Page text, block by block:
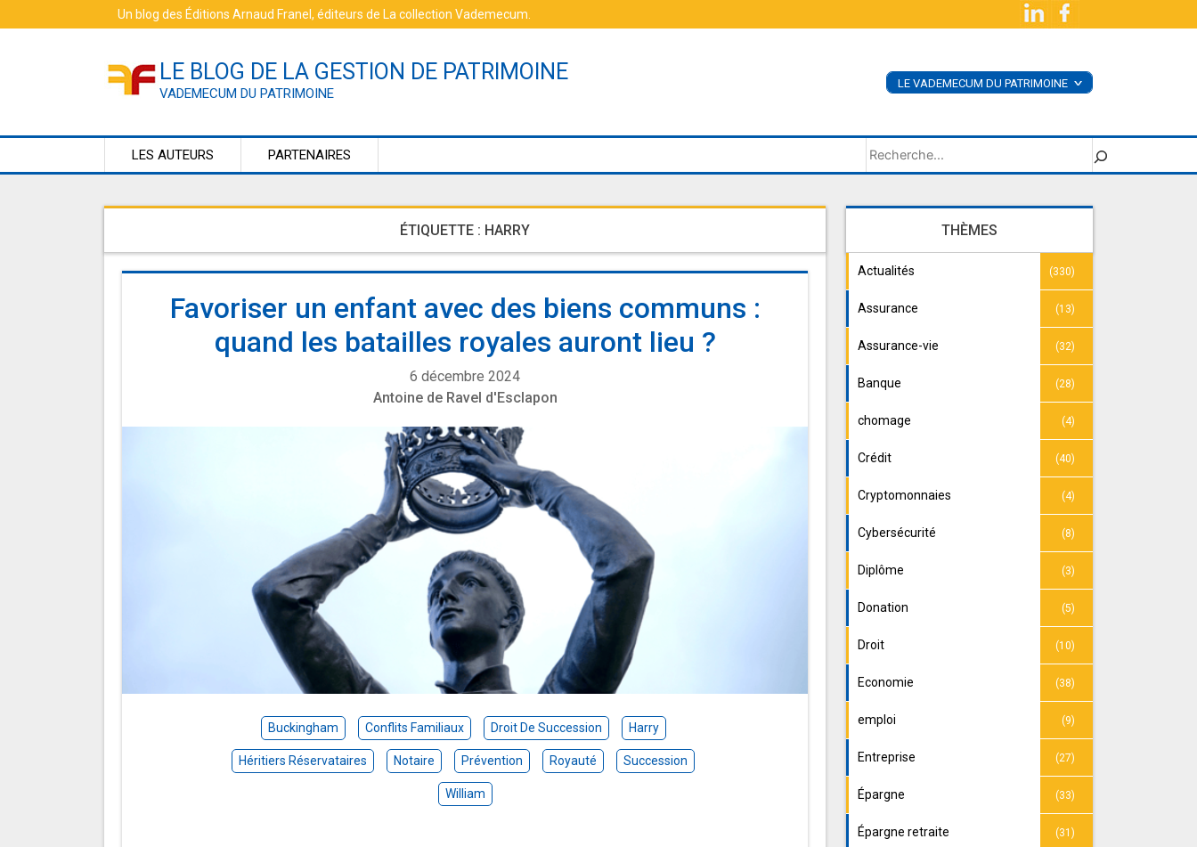
to
Un blog des Éditions Arnaud Franel, éditeurs de La collection Vademecum
LE BLOG DE LA GESTION DE PATRIMOINE
VADEMECUM DU PATRIMOINE
LE VADEMECUM DU PATRIMOINE <
LES AUTEURS PARTENAIRES Rechercher
ÉTIQUETTE : HARRY
Favoriser un enfant avec des biens communs :
quand les batailles royales auront lieu ?
6 décembre 2024
Antoine de Ravel d'Esclapon
Buckingham Conflits Familiaux Droit De Succession Harry
Héritiers Réservataires Notaire Prévention Royauté Succession
William
THÈMES
Actualités (330)
Assurance (13)
Assurance-vie (32)
Banque (28)
chomage (4)
Crédit (40)
Cryptomonnaies (4)
Cybersécurité (8)
Diplôme (3)
Donation (5)
Droit (10)
Economie (38)
emploi (9)
Entreprise (27)
Épargne (33)
Épargne retraite (31)